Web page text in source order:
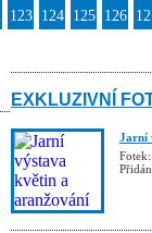
123 124 125 126
EXKLUZIVNÍ
Jarní